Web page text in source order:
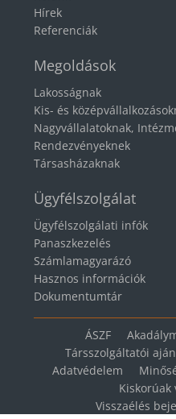
Hírek
Referenciák
Megoldások
Lakosságnak
Kis- és
Nagyvállalatoknak,
Rendezvényeknek
Társasházaknak
Ügyfélszolgálat
Ügyfélszolgálati infók
Panaszkezelés
Számlamagyarázó
Hasznos információk
Dokumentumtár
ÁSZF
Társszolgáltatói
Adatvédelem
Kiskorúak
Visszaélés